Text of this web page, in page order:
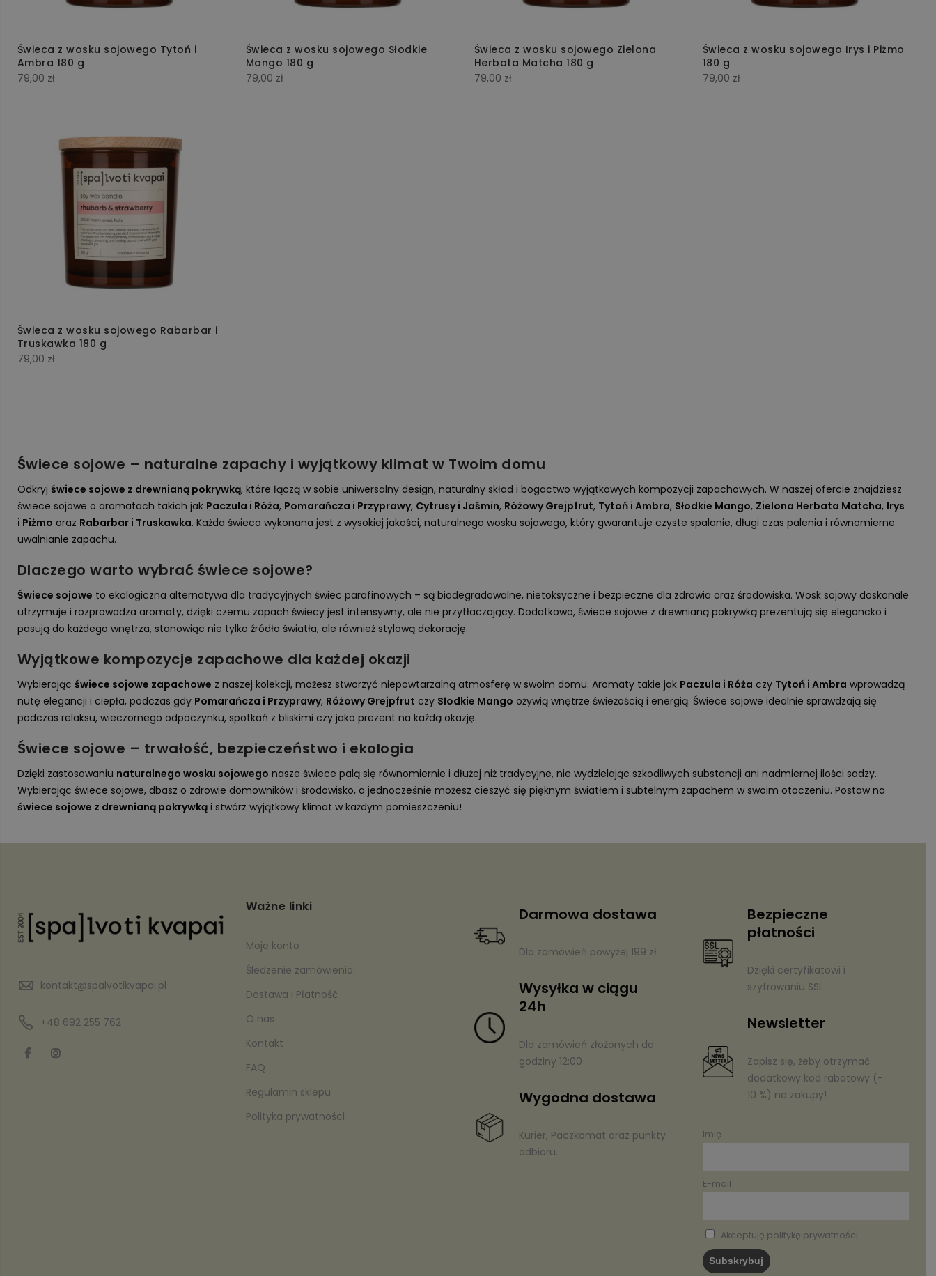
Świeca z wosku sojowego Tytoń i
Ambra 180 g
79,00 zł
Świeca z wosku sojowego Słodkie
Mango 180 g
79,00 zł
Świeca z wosku sojowego Zielona
Herbata Matcha 180 g
79,00 zł
Świeca z wosku sojowego Irys i Piżmo
180 g
79,00 zł
Świeca z wosku sojowego Rabarbar i
Truskawka 180 g
79,00 zł
Świece sojowe – naturalne zapachy i wyjątkowy klimat w Twoim domu
Odkryj świece sojowe z drewnianą pokrywką, które łączą w sobie uniwersalny design, naturalny skład i bogactwo wyjątkowych kompozycji zapachowych. W naszej ofercie znajdziesz
świece sojowe o aromatach takich jak Paczula i Róża, Pomarańcza i Przyprawy, Cytrusy i Jaśmin, Różowy Grejpfrut, Tytoń i Ambra, Słodkie Mango, Zielona Herbata Matcha, Irys
i Piżmo oraz Rabarbar i Truskawka. Każda świeca wykonana jest z wysokiej jakości, naturalnego wosku sojowego, który gwarantuje czyste spalanie, długi czas palenia i równomierne
uwalnianie zapachu.
Dlaczego warto wybrać świece sojowe?
Świece sojowe to ekologiczna alternatywa dla tradycyjnych świec parafinowych – są biodegradowalne, nietoksyczne i bezpieczne dla zdrowia oraz środowiska. Wosk sojowy doskonale
utrzymuje i rozprowadza aromaty, dzięki czemu zapach świecy jest intensywny, ale nie przytłaczający. Dodatkowo, świece sojowe z drewnianą pokrywką prezentują się elegancko i
pasują do każdego wnętrza, stanowiąc nie tylko źródło światła, ale również stylową dekorację.
Wyjątkowe kompozycje zapachowe dla każdej okazji
Wybierając świece sojowe zapachowe z naszej kolekcji, możesz stworzyć niepowtarzalną atmosferę w swoim domu. Aromaty takie jak Paczula i Róża czy Tytoń i Ambra wprowadzą
nutę elegancji i ciepła, podczas gdy Pomarańcza i Przyprawy, Różowy Grejpfrut czy Słodkie Mango ożywią wnętrze świeżością i energią. Świece sojowe idealnie sprawdzają się
podczas relaksu, wieczornego odpoczynku, spotkań z bliskimi czy jako prezent na każdą okazję.
Świece sojowe – trwałość, bezpieczeństwo i ekologia
Dzięki zastosowaniu naturalnego wosku sojowego nasze świece palą się równomiernie i dłużej niż tradycyjne, nie wydzielając szkodliwych substancji ani nadmiernej ilości sadzy.
Wybierając świece sojowe, dbasz o zdrowie domowników i środowisko, a jednocześnie możesz cieszyć się pięknym światłem i subtelnym zapachem w swoim otoczeniu. Postaw na
świece sojowe z drewnianą pokrywkąi stwórz wyjątkowy klimat w każdym pomieszczeniu!
kontakt@spalvotikvapai.pl
+48 692 255 762
Ważne linki
Moje konto
Śledzenie zamówienia
Dostawa i Płatność
O nas
Kontakt
FAQ
Regulamin sklepu
Polityka prywatności
Darmowa dostawa
Dla zamówień powyżej 199 zł
Wysyłka w ciągu
24h
Dla zamówień złożonych do
godziny 12:00
Wygodna dostawa
Kurier, Paczkomat oraz punkty
odbioru.
Bezpieczne
płatności
Dzięki certyfikatowi i
szyfrowaniu SSL
Newsletter
Zapisz się, żeby otrzymać
dodatkowy kod rabatowy (-
10 %) na zakupy!
Imię
E-mail
Akceptuję politykę prywatności